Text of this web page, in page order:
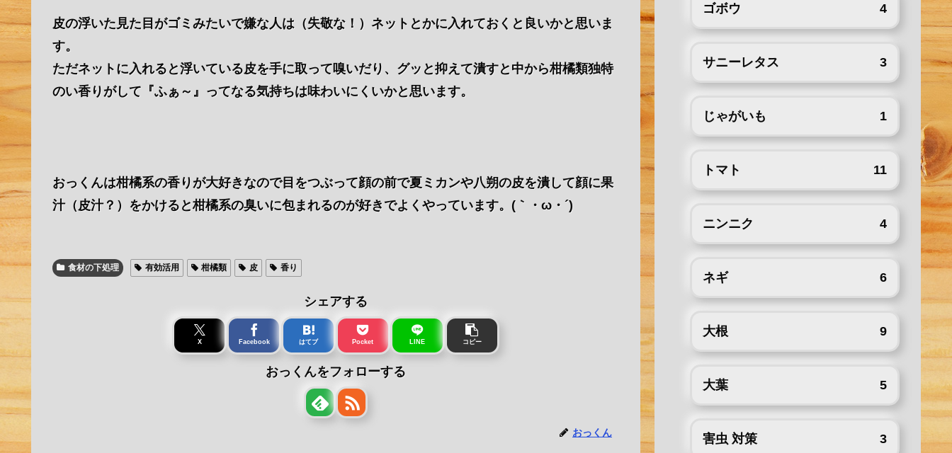
皮の浮いた見た目がゴミみたいで嫌な人は（失敬な！）ネットとかに入れておくと良いかと思いま
す。
ただネットに入れると浮いている皮を手に取って嗅いだり、グッと抑えて潰すと中から柑橘類独特
のい香りがして『ふぁ～』ってなる気持ちは味わいにくいかと思います。
おっくんは柑橘系の香りが大好きなので目をつぶって顔の前で夏ミカンや八朔の皮を潰して顔に果
汁（皮汁？）をかけると柑橘系の臭いに包まれるのが好きでよくやっています。(｀・ω・´)ゞ
食材の下処理 有効活用 柑橘類 皮 香り
シェアする
X Facebook はてブ Pocket LINE コピー
おっくんをフォローする
おっくん
ゴボウ 4
サニーレタス 3
じゃがいも 1
トマト 11
ニンニク 4
ネギ 6
大根 9
大葉 5
害虫 対策 3